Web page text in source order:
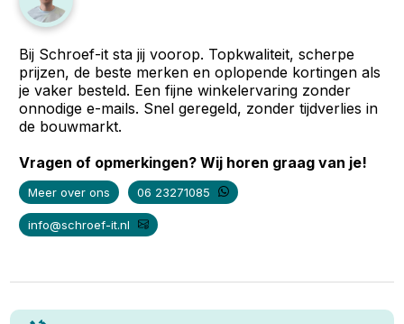
Bij Schroef-it sta jij voorop. Topkwaliteit, scherpe
prijzen, de beste merken en oplopende kortingen als
je vaker besteld. Een fijne winkelervaring zonder
onnodige e-mails. Snel geregeld, zonder tijdverlies in
de bouwmarkt.
Vragen of opmerkingen? Wij horen graag van je!
Meer over ons 06 23271085
info@schroef-it.nl